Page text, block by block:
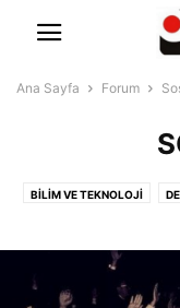
Ana Sayfa Forum
BILIM VE TEKNOLOJI